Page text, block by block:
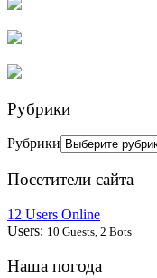
Рубрики
Рубрики
Посетители сайта
12 Users Online
Users: 10 Guests, 2 Bots
Наша погода